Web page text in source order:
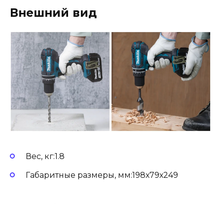
Внешний вид
Вес, кг:1.8
Габаритные размеры, мм:198х79х249